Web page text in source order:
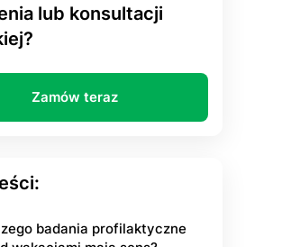
lub konsultacji
Zamów teraz
badania profilaktyczne